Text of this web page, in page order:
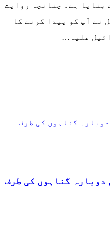
بنایا ہے۔ چنانچہ روایت
نے آپ کو پیدا کرنے کا
علیہ…
دوبارہ گناہوں کی طرف